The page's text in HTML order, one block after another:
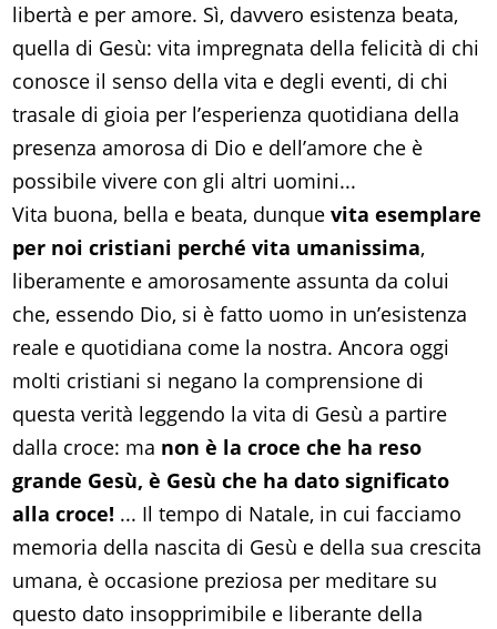
libertà e per amore. Sì, davvero esistenza beata,
quella di Gesù: vita impregnata della felicità di chi
conosce il senso della vita e degli eventi, di chi
trasale di gioia per l’esperienza quotidiana della
presenza amorosa di Dio e dell’amore che è
possibile vivere con gli altri uomini...
Vita buona, bella e beata, dunquevita esemplare
per noi cristiani perché vita umanissima,
liberamente e amorosamente assunta da colui
che, essendo Dio, si è fatto uomo in un’esistenza
reale e quotidiana come la nostra. Ancora oggi
molti cristiani si negano la comprensione di
questa verità leggendo la vita di Gesù a partire
dalla croce: ma non è la croce che ha reso
grande Gesù, è Gesù che ha dato significato
alla croce! ... Il tempo di Natale, in cui facciamo
memoria della nascita di Gesù e della sua crescita
umana, è occasione preziosa per meditare su
questo dato insopprimibile e liberante della